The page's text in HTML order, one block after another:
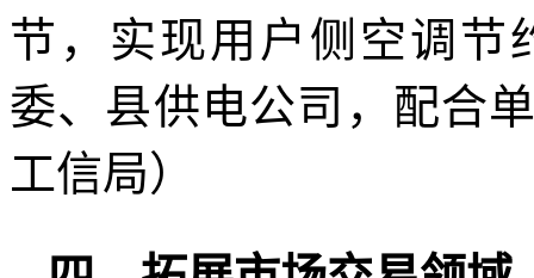
节，实现用户侧空调节
委、县供电公司，配合
工信局）